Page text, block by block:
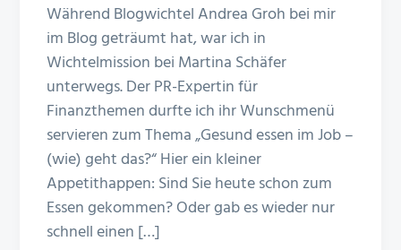
Während Blogwichtel Andrea Groh bei mir
im Blog geträumt hat, war ich in
Wichtelmission bei Martina Schäfer
unterwegs. Der PR-Expertin für
Finanzthemen durfte ich ihr Wunschmenü
servieren zum Thema „Gesund essen im Job –
(wie) geht das?“ Hier ein kleiner
Appetithappen: Sind Sie heute schon zum
Essen gekommen? Oder gab es wieder nur
schnell einen […]